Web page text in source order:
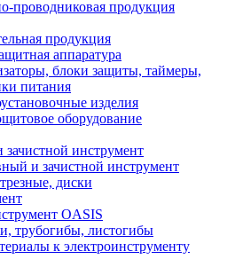
проводниковая продукция
продукция
аппаратура
блоки защиты, таймеры,
питания
изделия
оборудование
инструмент
и зачистной инструмент
диски
OASIS
трубогибы, листогибы
к электроинструменту